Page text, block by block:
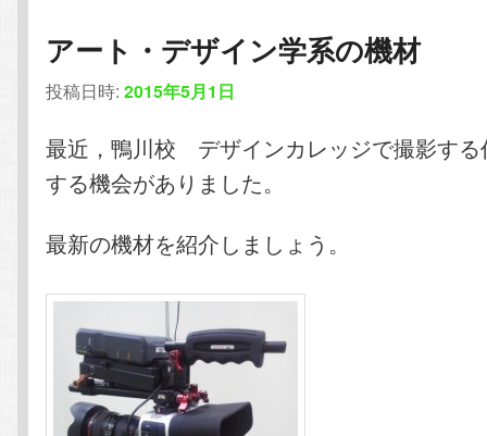
ン
テ
ン
ツ
へ
移
動
テ
ン
ツ
へ
移
動
アート・デザイン学系の機材
投稿日時:2015年5月1日
最近，鴨川校 デザインカレッジで撮影する
する機会がありました。
最新の機材を紹介しましょう。